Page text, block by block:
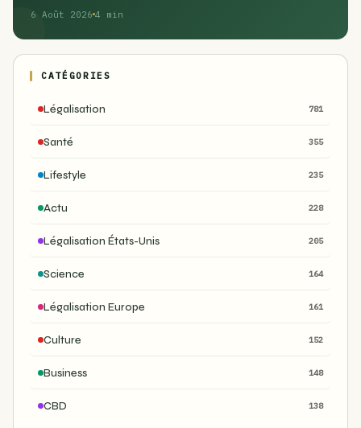
6 Août 2026 4 min
CATÉGORIES
Légalisation 781
Santé 355
Lifestyle 235
Actu 228
Légalisation États-Unis 205
Science 164
Légalisation Europe 161
Culture 152
Business 148
CBD 138